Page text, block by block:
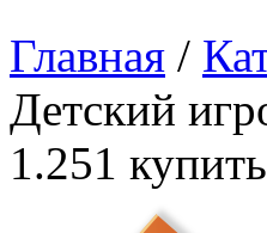
Главная /
Детский
1.251